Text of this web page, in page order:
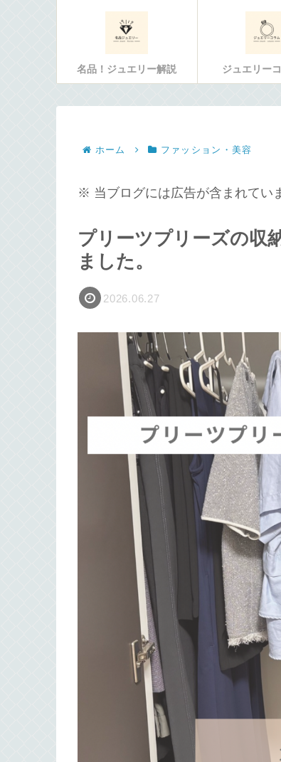
名品！ジュエリー解説 ジュエリー
ホーム ファッション・美容
※ 当ブログには広告が含まれてい
プリーツプリーズの収
ました。
2026.06.27